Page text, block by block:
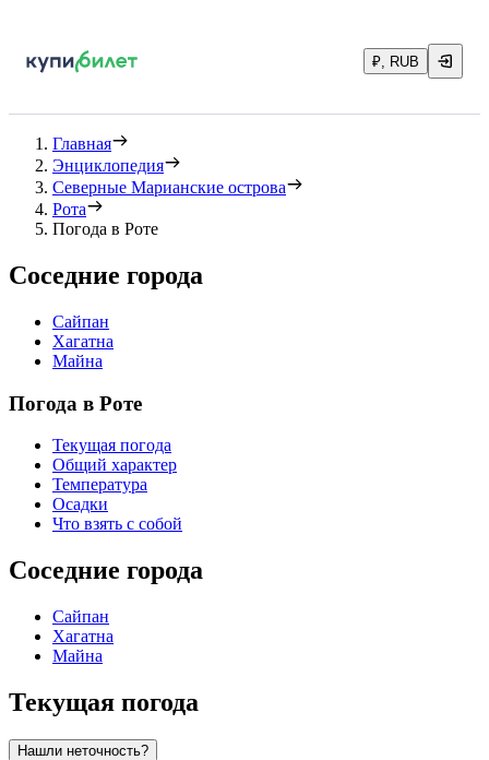
₽, RUB
Главная
Энциклопедия
Северные Марианские острова
Рота
Погода в Роте
Соседние города
Сайпан
Хагатна
Майна
Погода в Роте
Текущая погода
Общий характер
Температура
Осадки
Что взять с собой
Соседние города
Сайпан
Хагатна
Майна
Текущая погода
Нашли неточность?